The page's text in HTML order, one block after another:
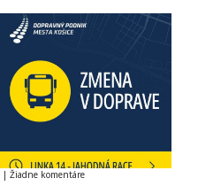
| Žiadne komentáre